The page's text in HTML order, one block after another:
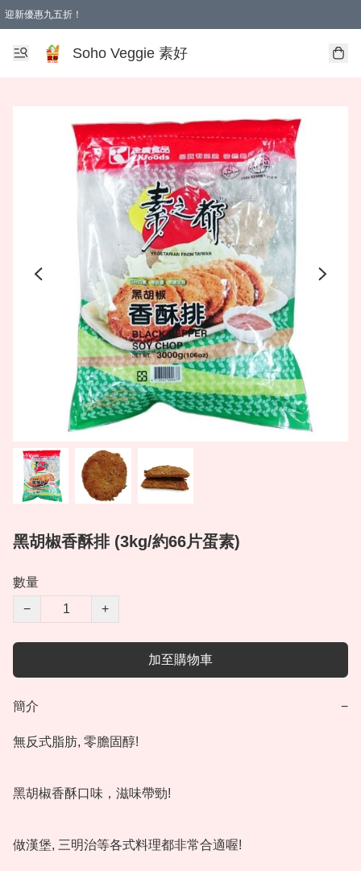
迎新優惠九五折！
Soho Veggie 素好
黑胡椒香酥排 (3kg/約66片蛋素)
數量
−
+
加至購物車
簡介 −
無反式脂肪, 零膽固醇!
黑胡椒香酥口味，滋味帶勁!
做漢堡, 三明治等各式料理都非常合適喔!